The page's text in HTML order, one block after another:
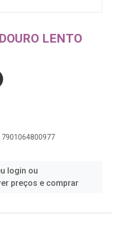
LENTO
7901064800977
login ou
preços e comprar